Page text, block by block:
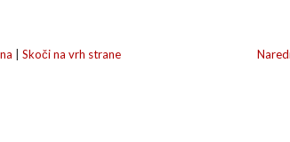
Skoči na vrh strane